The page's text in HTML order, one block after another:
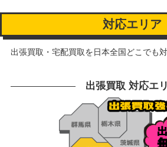
対応エリア
出張買取・宅配買取を日本全国どこでも
出張買取 対応エ